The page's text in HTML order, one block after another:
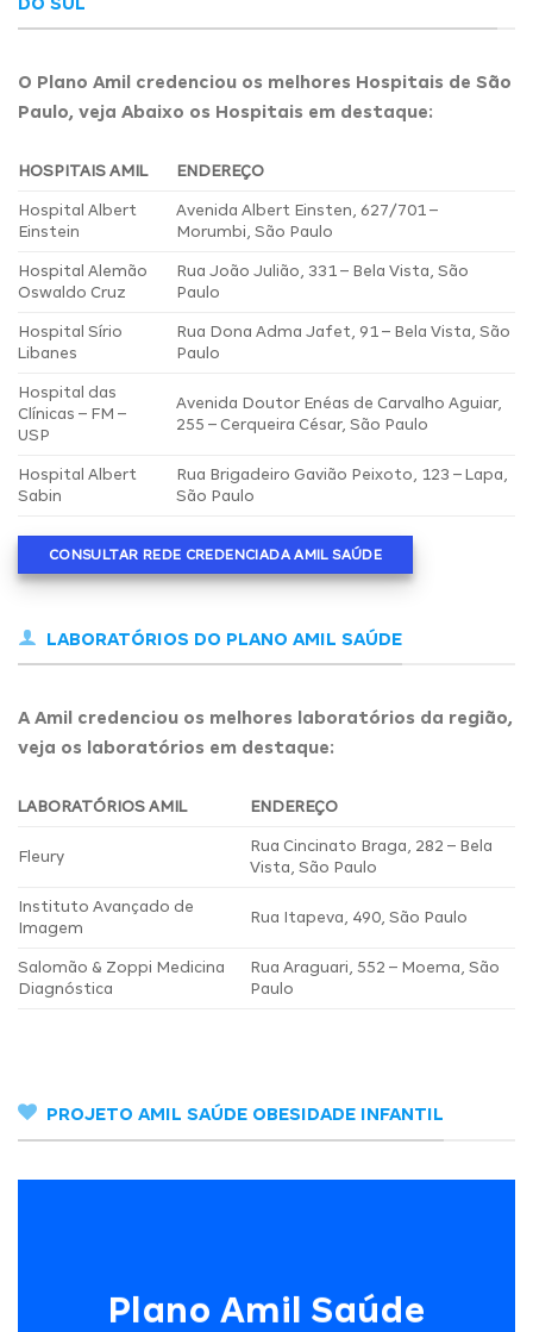
O Plano Amil credenciou os melhores Hospitais de São
Paulo, veja Abaixo os Hospitais em destaque:
HOSPITAIS AMIL ENDEREÇO
Hospital Albert
Einstein
Avenida Albert Einsten, 627/701 –
Morumbi, São Paulo
Hospital Alemão
Oswaldo Cruz
Rua João Julião, 331 – Bela Vista, São
Paulo
Hospital Sírio
Libanes
Rua Dona Adma Jafet, 91 – Bela Vista, São
Paulo
Hospital das
Clínicas – FM –
USP
Avenida Doutor Enéas de Carvalho Aguiar,
255 – Cerqueira César, São Paulo
Hospital Albert
Sabin
Rua Brigadeiro Gavião Peixoto, 123 – Lapa,
São Paulo
CONSULTAR REDE CREDENCIADA AMIL SAÚDE
LABORATÓRIOS DO PLANO AMIL SAÚDE
A Amil credenciou os melhores laboratórios da região,
veja os laboratórios em destaque:
LABORATÓRIOS AMIL ENDEREÇO
Fleury
Rua Cincinato Braga, 282 – Bela
Vista, São Paulo
Instituto Avançado de
Imagem
Rua Itapeva, 490, São Paulo
Salomão & Zoppi Medicina
Diagnóstica
Rua Araguari, 552 – Moema, São
Paulo
PROJETO AMIL SAÚDE OBESIDADE INFANTIL
Plano Amil Saúde